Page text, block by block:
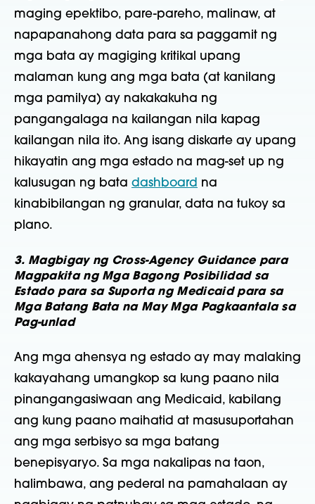
maging epektibo, pare-pareho, malinaw, at
napapanahong data para sa paggamit ng
mga bata ay magiging kritikal upang
malaman kung ang mga bata (at kanilang
mga pamilya) ay nakakakuha ng
pangangalaga na kailangan nila kapag
kailangan nila ito. Ang isang diskarte ay upang
hikayatin ang mga estado na mag-set up ng
kalusugan ng bata dashboard na
kinabibilangan ng granular, data na tukoy sa
plano.
3. Magbigay ng Cross-Agency Guidance para
Magpakita ng Mga Bagong Posibilidad sa
Estado para sa Suporta ng Medicaid para sa
Mga Batang Bata na May Mga Pagkaantala sa
Pag-unlad
Ang mga ahensya ng estado ay may malaking
kakayahang umangkop sa kung paano nila
pinangangasiwaan ang Medicaid, kabilang
ang kung paano maihatid at masusuportahan
ang mga serbisyo sa mga batang
benepisyaryo. Sa mga nakalipas na taon,
halimbawa, ang pederal na pamahalaan ay